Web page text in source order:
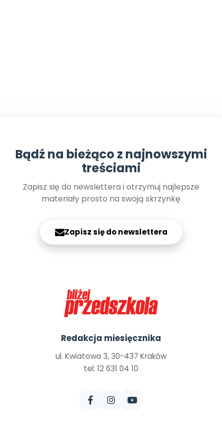
Bądź na bieżąco z najnowszymi
treściami
Zapisz się do newslettera i otrzymuj najlepsze
materiały prosto na swoją skrzynkę
Zapisz się do newslettera
Redakcja miesięcznika
ul. Kwiatowa 3, 30-437 Kraków
tel: 12 631 04 10